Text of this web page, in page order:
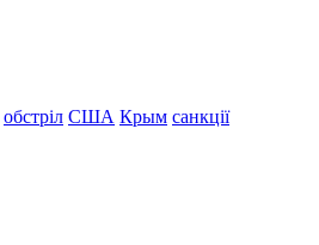
обстріл США Крым санкції